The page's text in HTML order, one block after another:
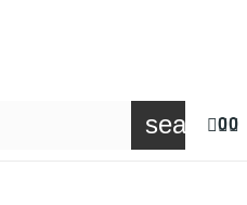
search00